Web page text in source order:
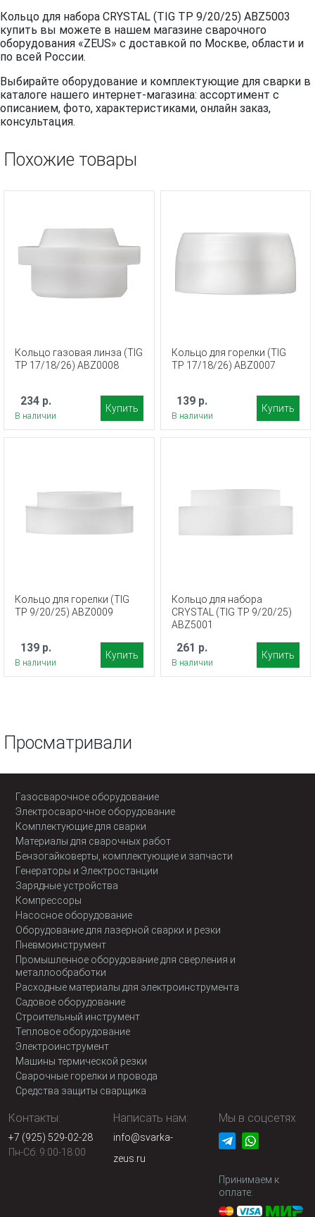
Кольцо для набора CRYSTAL (TIG TP 9/20/25) ABZ5003
купить вы можете в нашем магазине сварочного
оборудования «ZEUS» с доставкой по Москве, области и
по всей России.
Выбирайте оборудование и комплектующие для сварки в
каталоге нашего интернет-магазина: ассортимент с
описанием, фото, характеристиками, онлайн заказ,
консультация.
Похожие товары
Кольцо газовая линза (TIG
TP 17/18/26) ABZ0008
234 р.
В наличии
Купить
Кольцо для горелки (TIG
TP 17/18/26) ABZ0007
139 р.
В наличии
Купить
Кольцо для горелки (TIG
TP 9/20/25) ABZ0009
139 р.
В наличии
Купить
Кольцо для набора
CRYSTAL (TIG TP 9/20/25)
ABZ5001
261 р.
В наличии
Купить
Просматривали
Газосварочное оборудование
Электросварочное оборудование
Комплектующие для сварки
Материалы для сварочных работ
Бензогайковерты, комплектующие и запчасти
Генераторы и Электростанции
Зарядные устройства
Компрессоры
Насосное оборудование
Оборудование для лазерной сварки и резки
Пневмоинструмент
Промышленное оборудование для сверления и
металлообработки
Расходные материалы для электроинструмента
Садовое оборудование
Строительный инструмент
Тепловое оборудование
Электроинструмент
Машины термической резки
Сварочные горелки и провода
Средства защиты сварщика
Контакты:
+7 (925) 529-02-28
Пн-Сб: 9:00-18:00
Написать нам:
info@svarka-
zeus.ru
Мы в соцсетях
Принимаем к
оплате: